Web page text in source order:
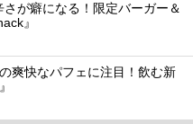
が癖になる！限定バーガー＆
』
爽快なパフェに注目！飲む新